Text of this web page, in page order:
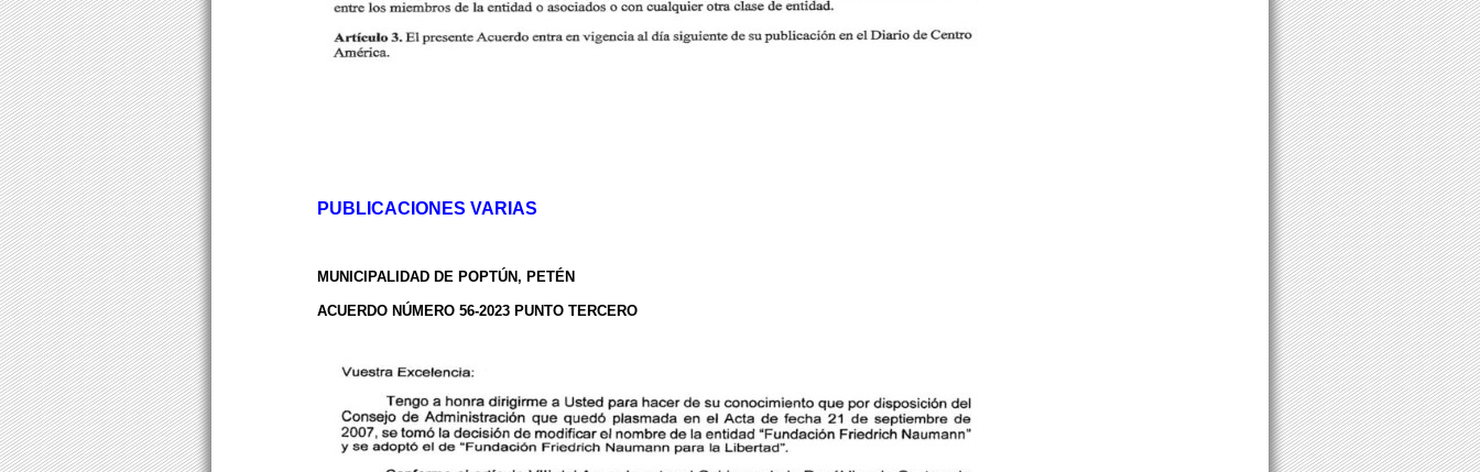
PUBLICACIONES VARIAS
MUNICIPALIDAD DE POPTÚN, PETÉN
ACUERDO NÚMERO 56-2023 PUNTO TERCERO